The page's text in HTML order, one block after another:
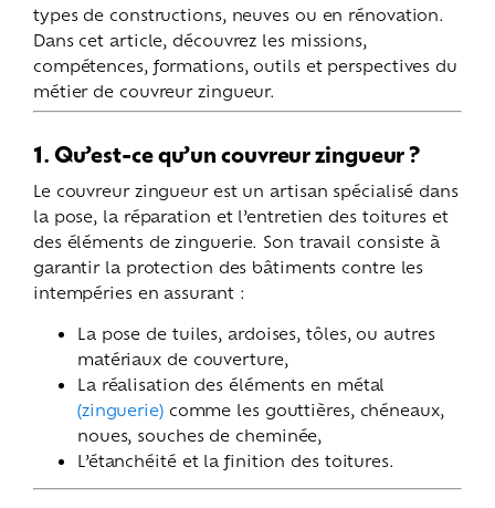
types de constructions, neuves ou en rénovation.
Dans cet article, découvrez les missions,
compétences, formations, outils et perspectives du
métier de couvreur zingueur.
1. Qu’est-ce qu’un couvreur zingueur ?
Le couvreur zingueur est un artisan spécialisé dans
la pose, la réparation et l’entretien des toitures et
des éléments de zinguerie. Son travail consiste à
garantir la protection des bâtiments contre les
intempéries en assurant :
La pose de tuiles, ardoises, tôles, ou autres
matériaux de couverture,
La réalisation des éléments en métal
(zinguerie)comme les gouttières, chéneaux,
noues, souches de cheminée,
L’étanchéité et la finition des toitures.